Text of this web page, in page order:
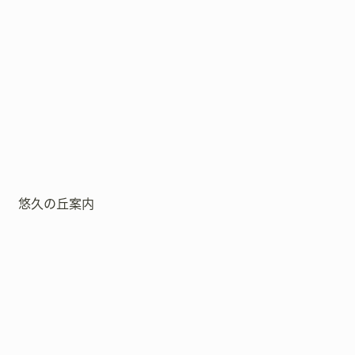
悠久の丘案内